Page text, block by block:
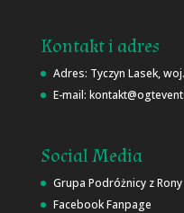
Kontakt i adres
Adres: Tyczyn Lasek,
E-mail:
Social Media
Grupa Podróżnicy z Rony
Facebook Fanpage